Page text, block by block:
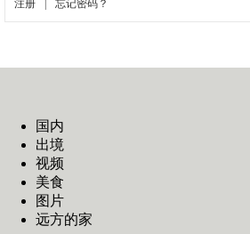
国内
出境
视频
美食
图片
远方的家